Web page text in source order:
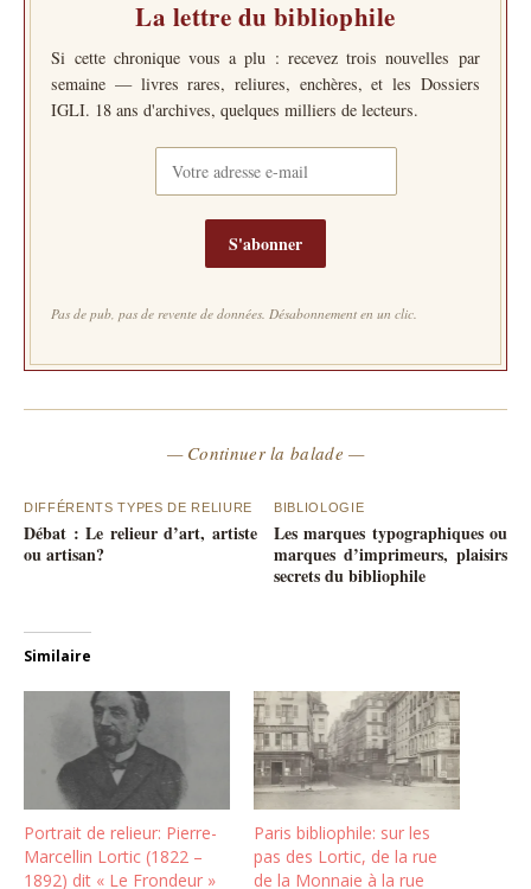
La lettre du bibliophile
Si cette chronique vous a plu : recevez trois nouvelles par
semaine — livres rares, reliures, enchères, et les Dossiers
IGLI. 18 ans d'archives, quelques milliers de lecteurs.
S'abonner
Pas de pub, pas de revente de données. Désabonnement en un clic.
— Continuer la balade —
DIFFÉRENTS TYPES DE RELIURE
Débat : Le relieur d’art, artiste
ou artisan?
BIBLIOLOGIE
Les marques typographiques ou
marques d’imprimeurs, plaisirs
secrets du bibliophile
Similaire
Portrait de relieur: Pierre-
Marcellin Lortic (1822 –
1892) dit « Le Frondeur »
Paris bibliophile: sur les
pas des Lortic, de la rue
de la Monnaie à la rue